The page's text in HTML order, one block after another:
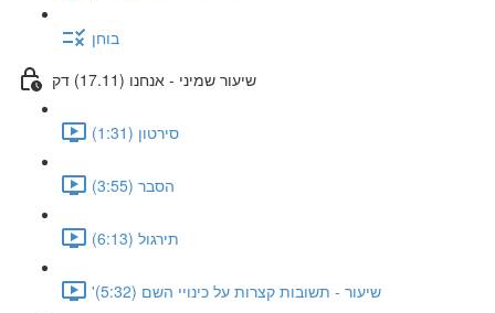
בוחן
שיעור שמיני - אנחנו (17.11) דק
סירטון (1:31)
הסבר (3:55)
תירגול (6:13)
'שיעור - תשובות קצרות על כינויי השם (5:32)